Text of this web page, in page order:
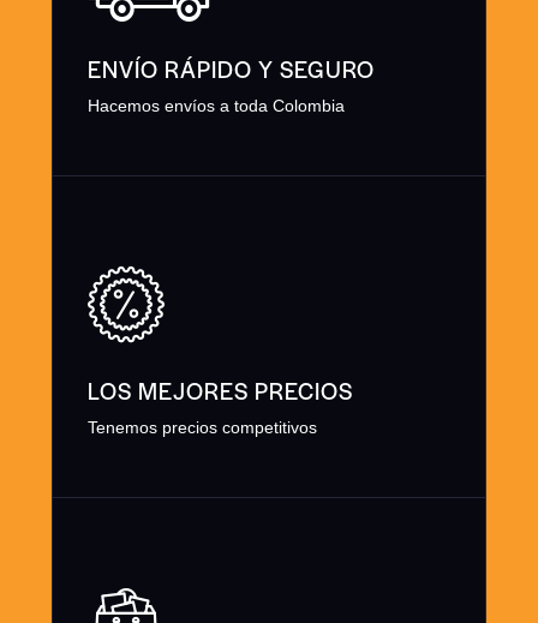
ENVÍO RÁPIDO Y SEGURO
Hacemos envíos a toda Colombia
LOS MEJORES PRECIOS
Tenemos precios competitivos